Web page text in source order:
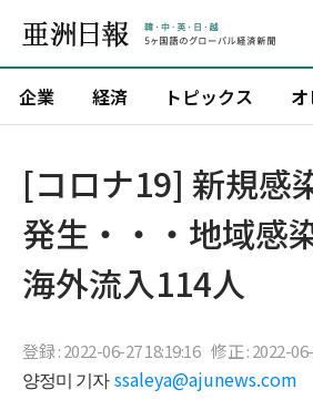
企業 経済 トピックス
[コロナ19] 新規感
発生・・・地域感
海外流入114人
登録 : 2022-06-27 18:19:16 修正 : 2022-
양정미 기자 ssaleya@ajunews.com